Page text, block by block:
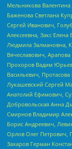
Мельникова
Баженова Светлана
Сергей Иванович,
Алексеевна, Закс
Людмила Залмановна,
Вячеславович,
Прохоров Вадим
Васильевич,
Лукашевский Сергей
Анатолий Ефимович,
Добровольская Анна
Смирнов Владимир
Борис Андреевич,
Орлов Олег Петрович,
Захаров Герман